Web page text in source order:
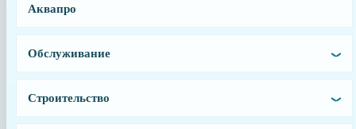
Аквапро
Обслуживание
Строительство
Заказать
Заводской артикул
Производитель